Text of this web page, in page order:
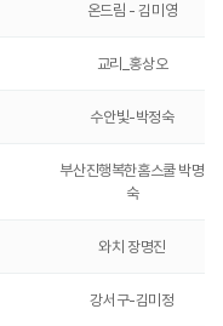
온드림 - 김미영
교리_홍상오
수안빛-박정숙
부산진행복한홈스쿨 박명
숙
와치 장명진
강서구-김미정